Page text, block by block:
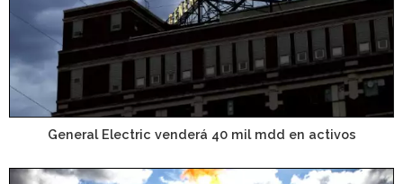
General Electric venderá 40 mil mdd en activos